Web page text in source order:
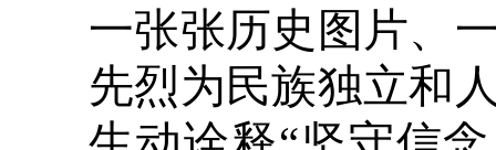
一张张历史图片、
先烈为民族独立和